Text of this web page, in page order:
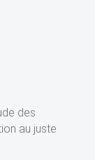
des
au juste